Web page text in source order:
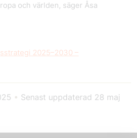
och världen, säger Åsa
2025–2030 –
• Senast uppdaterad 28 maj